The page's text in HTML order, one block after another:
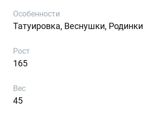
Особенности
Татуировка, Веснушки, Родинки
Рост
165
Вес
45